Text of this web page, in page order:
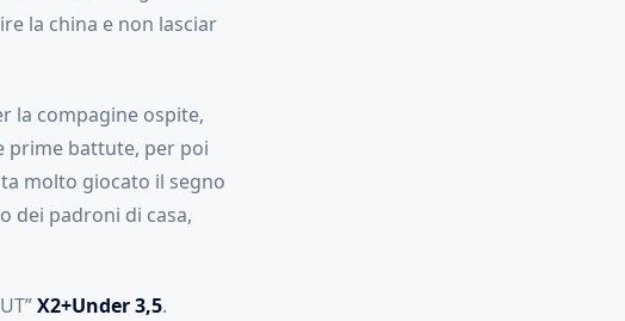
la china e non lasciar
la compagine ospite,
prime battute, per poi
molto giocato il segno
dei padroni di casa,
X2+Under 3,5.